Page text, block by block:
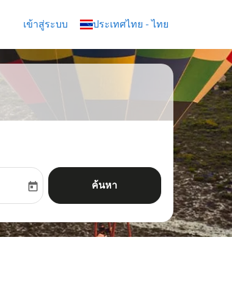
เข้าสู่ระบบ ประเทศไทย - ไทย
keyboard_arrow_down
date-aria-label
today ค้นหา